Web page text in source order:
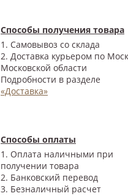
Способы получения товара
1. Самовывоз со склада
2. Доставка курьером по
Московской области
Подробности в разделе
«Доставка»
Способы оплаты
1. Оплата наличными при
получении товара
2. Банковский перевод
3. Безналичный расчет